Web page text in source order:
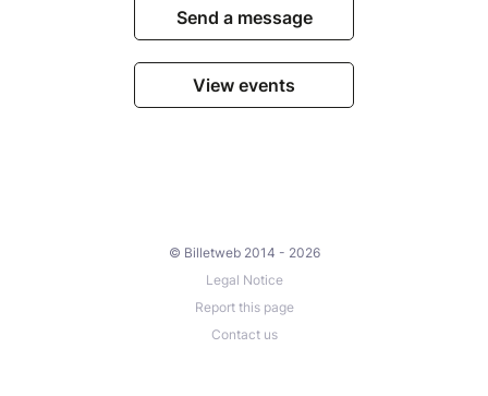
Send a message
View events
© Billetweb 2014 - 2026
Legal Notice
Report this page
Contact us